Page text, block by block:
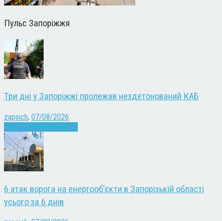
Пульс Запоріжжя
Три дні у Запоріжжі пролежав нездетонований КАБ
zapsich, 07/08/2026
6 атак ворога на енергооб’єкти в Запорізькій області
усього за 6 днів